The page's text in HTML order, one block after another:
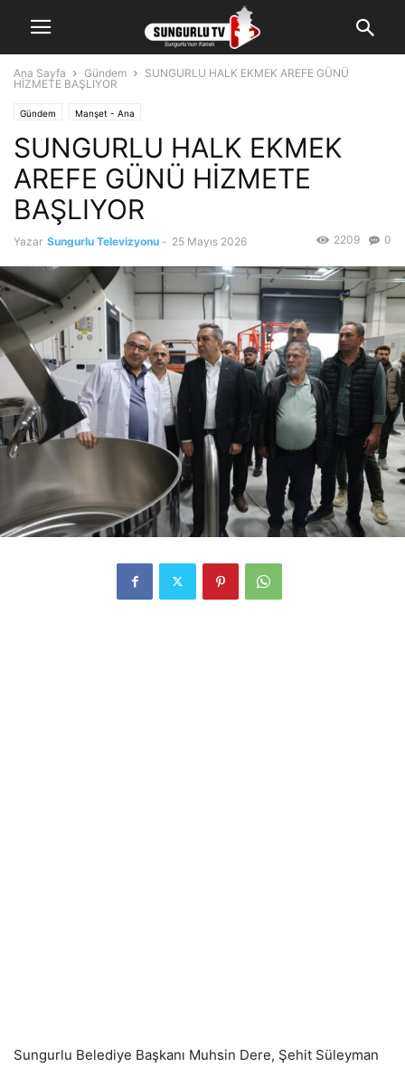
Ana Sayfa Gündem
SUNGURLU HALK EKMEK AREFE GÜNÜ
HİZMETE BAŞLIYOR
Gündem Manşet - Ana
SUNGURLU HALK EKMEK
AREFE GÜNÜ HİZMETE
BAŞLIYOR
Yazar Sungurlu Televizyonu - 25 Mayıs 2026 0
2209
Sungurlu Belediye Başkanı Muhsin Dere, Şehit Süleyman